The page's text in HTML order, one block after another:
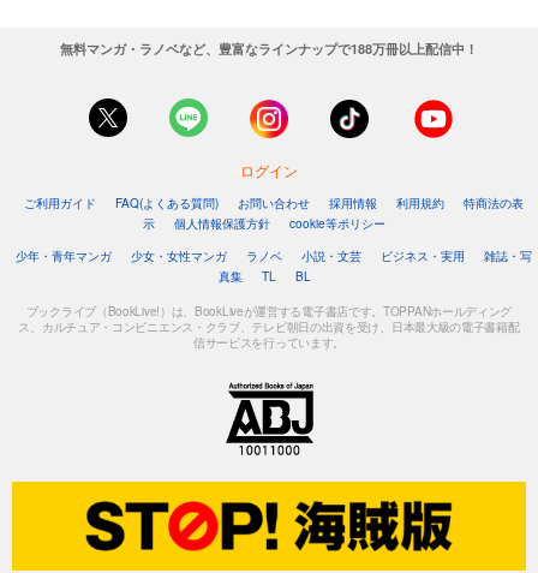
無料マンガ・ラノベなど、豊富なラインナップで188万冊以上配信中！
ログイン
ご利用ガイド FAQ(よくある質問) お問い合わせ 採用情報 利用規約
特商法の表
示
個人情報保護方針
cookie等ポリシー
少年・青年マンガ
少女・女性マンガ ラノベ 小説・文芸 ビジネス・実用
雑誌・写
真集
TL BL
ブックライブ（BookLive!）は、BookLiveが運営する電子書店です。TOPPANホールディング
ス、カルチュア・コンビニエンス・クラブ、テレビ朝日の出資を受け、日本最大級の電子書籍配
信サービスを行っています。